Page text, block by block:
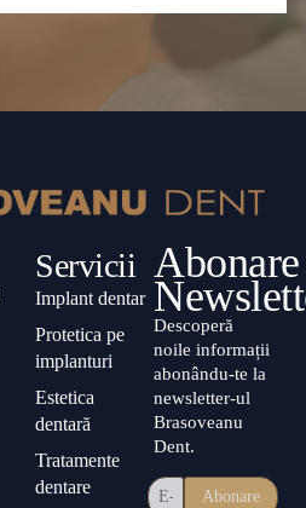
Servicii
Implant dentar
Protetica pe
implanturi
Estetica
dentară
Tratamente
dentare
Abonare
Descoperă
noile informații
abonându-te la
newsletter-ul
Brasoveanu
Dent.